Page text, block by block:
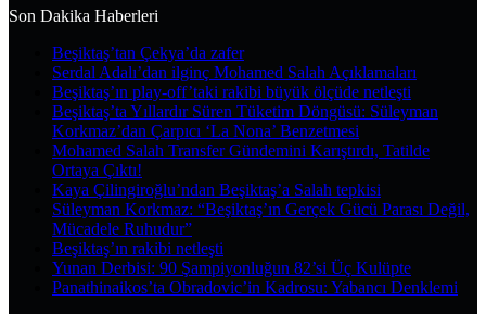
Son Dakika Haberleri
Beşiktaş’tan Çekya’da zafer
Serdal Adalı’dan ilginç Mohamed Salah Açıklamaları
Beşiktaş’ın play-off’taki rakibi büyük ölçüde netleşti
Beşiktaş’ta Yıllardır Süren Tüketim Döngüsü: Süleyman
Korkmaz’dan Çarpıcı ‘La Nona’ Benzetmesi
Mohamed Salah Transfer Gündemini Karıştırdı, Tatilde
Ortaya Çıktı!
Kaya Çilingiroğlu’ndan Beşiktaş’a Salah tepkisi
Süleyman Korkmaz: “Beşiktaş’ın Gerçek Gücü Parası Değil,
Mücadele Ruhudur”
Beşiktaş’ın rakibi netleşti
Yunan Derbisi: 90 Şampiyonluğun 82’si Üç Kulüpte
Panathinaikos’ta Obradovic’in Kadrosu: Yabancı Denklemi